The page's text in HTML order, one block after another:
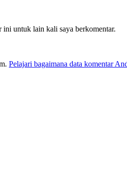
ini untuk lain kali saya berkomentar.
Pelajari bagaimana data komentar